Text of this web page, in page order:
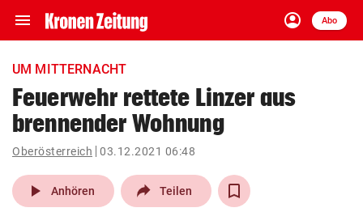
menu Navigation
ein-/ausklappen
account_circle
Anmelden
Abo
close Schließen
account_circle Anmelden
pin_drop
Wien arrow_right
UM MITTERNACHT
Feuerwehr rettete Linzer aus
brennender Wohnung
Oberösterreich 03.12.2021 06:48
play_arrow Anhören Teilen